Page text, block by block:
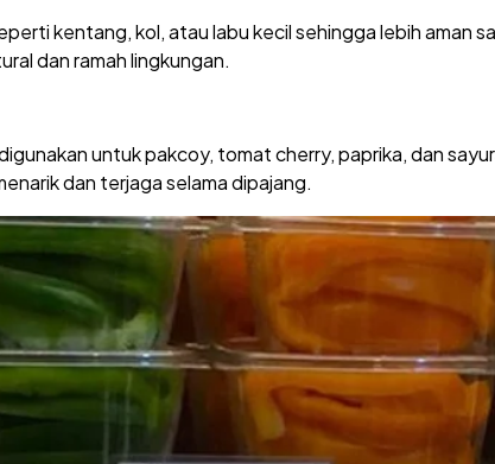
kentang, kol, atau labu kecil sehingga lebih aman
dan ramah lingkungan.
untuk pakcoy, tomat cherry, paprika, dan
dan terjaga selama dipajang.